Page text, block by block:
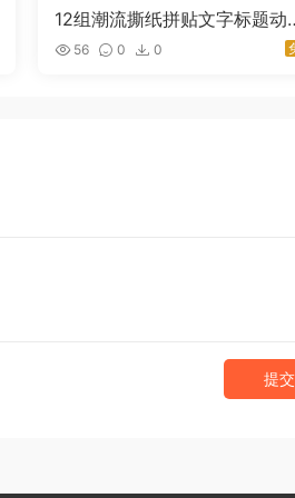
12组潮流撕纸拼贴文字标题动
E/PR模板 Torn Paper Tapes
ck｜星聚资源网
56 0 0
提交